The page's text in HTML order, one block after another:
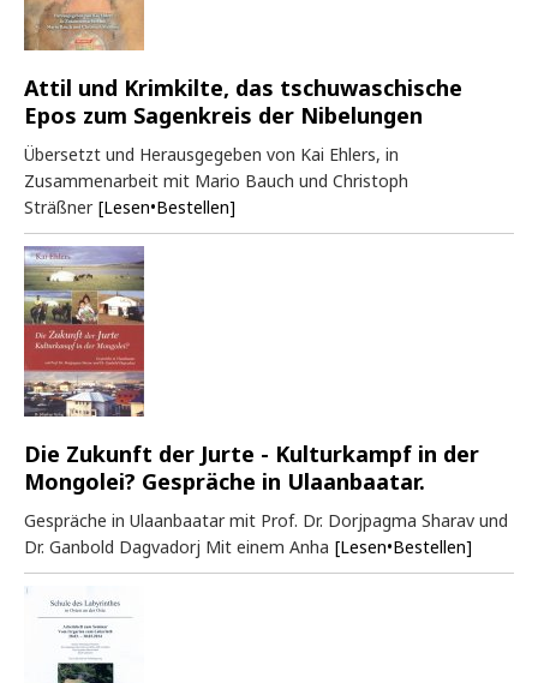
Attil und Krimkilte, das tschuwaschische
Epos zum Sagenkreis der Nibelungen
Übersetzt und Herausgegeben von Kai Ehlers, in
Zusammenarbeit mit Mario Bauch und Christoph
Sträßner [Lesen•Bestellen]
Die Zukunft der Jurte - Kulturkampf in der
Mongolei? Gespräche in Ulaanbaatar.
Gespräche in Ulaanbaatar mit Prof. Dr. Dorjpagma Sharav und
Dr. Ganbold Dagvadorj Mit einem Anha [Lesen•Bestellen]